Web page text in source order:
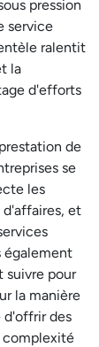
pression
service
ralentit
la
d'efforts
de
se
les
et
également
suivre pour
la manière
des
complexité